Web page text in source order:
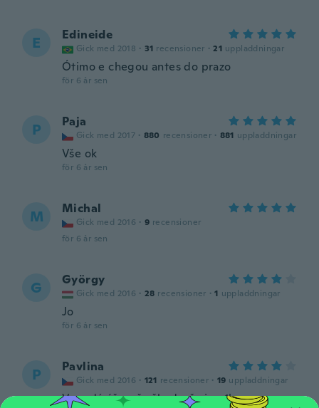
E Edineide
Gick med 2018 · 31 recensioner · 21 uppladdningar
Ótimo e chegou antes do prazo
för 6 år sen
P Paja
Gick med 2017 · 880 recensioner · 881 uppladdningar
Vše ok
för 6 år sen
M Michal
Gick med 2016 · 9 recensioner
för 6 år sen
G György
Gick med 2016 · 28 recensioner · 1 uppladdningar
Jo
för 6 år sen
P Pavlina
Gick med 2016 · 121 recensioner · 19 uppladdningar
Vypadá úžasně...škoda, že jen 1ks...